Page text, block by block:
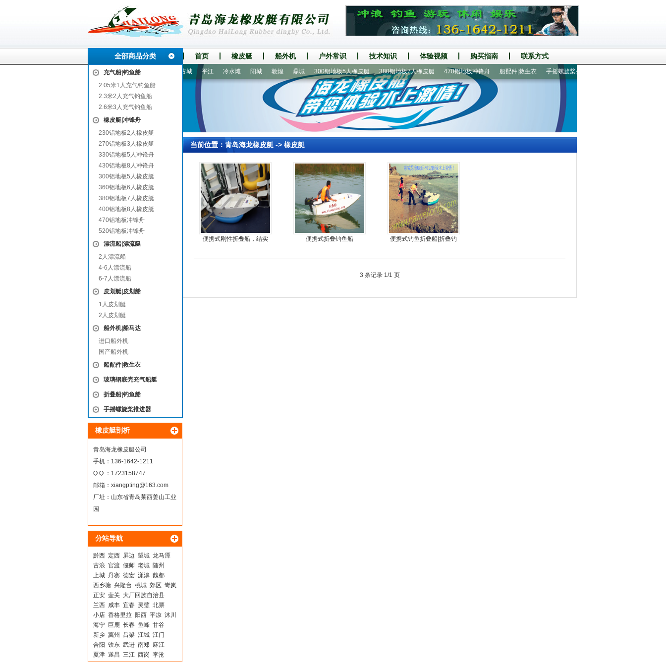
全部商品分类 首页 橡皮艇 船外机 户外常识 技术知识 体验视频 购买指南 联系方式
充气船|钓鱼船
2.05米1人充气钓鱼船
2.3米2人充气钓鱼船
2.6米3人充气钓鱼船
橡皮艇|冲锋舟
230铝地板2人橡皮艇
270铝地板3人橡皮艇
330铝地板5人冲锋舟
430铝地板8人冲锋舟
300铝地板5人橡皮艇
360铝地板6人橡皮艇
380铝地板7人橡皮艇
400铝地板8人橡皮艇
470铝地板冲锋舟
520铝地板冲锋舟
漂流船|漂流艇
2人漂流船
4-6人漂流船
6-7人漂流船
皮划艇|皮划船
1人皮划艇
2人皮划艇
船外机|船马达
进口船外机
国产船外机
船配件|救生衣
玻璃钢底壳充气船艇
折叠船|钓鱼船
手摇螺旋桨推进器
橡皮艇剖析
青岛海龙橡皮艇公司
手机：136-1642-1211
Q Q ：1723158747
邮箱： xiangpting@163.com
厂址：山东省青岛莱西姜山工业
园
分站导航
黔西 定西 屏边 望城 龙马潭
古浪 官渡 偃师 老城 随州
上城 丹寨 德宏 漾濞 魏都
西乡塘 兴隆台 桃城 郊区 岢岚
正安 壶关 大厂回族自治县
兰西 咸丰 宜春 灵璧 北票
小店 香格里拉 阳西 平凉 沐川
海宁
巨鹿 长春 鱼峰 甘谷
新乡 冀州 吕梁 江城 江门
合阳 铁东 武进 南郑 麻江
夏津 遂昌 三江 西岗 李沧
青龙满族自治县 唐山 安庆 古城 平江 冷水滩 阳城 敦煌 鼎城 300铝地板5人橡皮艇 380铝地板7人橡皮艇 470铝地板冲锋舟 船配件|救生衣 手摇螺旋桨推进器
当前位置： 青岛海龙橡皮艇-> 橡皮艇
便携式刚性折叠船，结实
便携式折叠钓鱼船
便携式钓鱼折叠船|折叠钓
3 条记录 1/1 页